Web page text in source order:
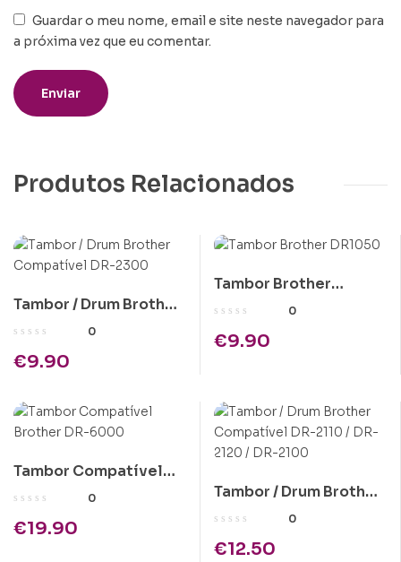
Guardar o meu nome, email e site neste navegador para
a próxima vez que eu comentar.
Produtos Relacionados
Tambor / Drum Brother
Compatível DR-2300
0
€9.90
Tambor Brother
DR1050
0
€9.90
Tambor Compatível
Brother DR-6000
0
€19.90
Tambor / Drum Brother
Compatível DR-2110 /
0
€12.50